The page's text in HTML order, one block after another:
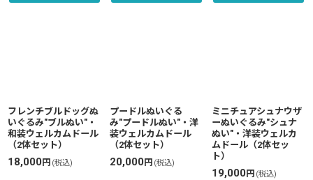
フレンチブルドッグぬ
いぐるみ"ブルぬい"・
和装ウェルカムドール
（2体セット）
18,000円 (税込)
プードルぬいぐる
み"プードルぬい"・洋
装ウェルカムドール
（2体セット）
20,000円 (税込)
ミニチュアシュナウザ
ーぬいぐるみ"シュナ
ぬい"・洋装ウェルカ
ムドール（2体セッ
ト）
19,000円 (税込)